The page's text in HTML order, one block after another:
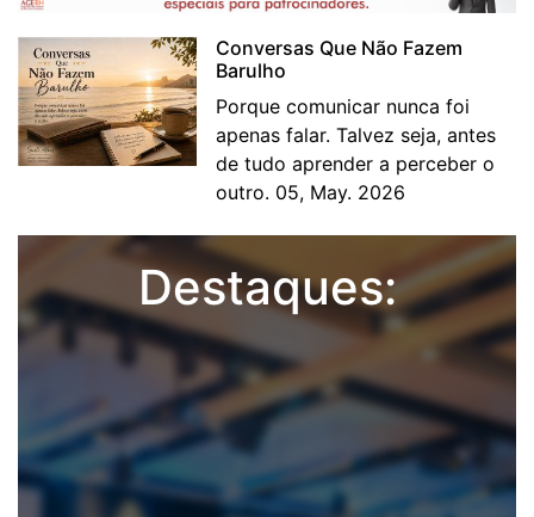
Conversas Que Não Fazem
Barulho
Porque comunicar nunca foi
apenas falar. Talvez seja, antes
de tudo aprender a perceber o
outro. 05, May. 2026
Destaques: